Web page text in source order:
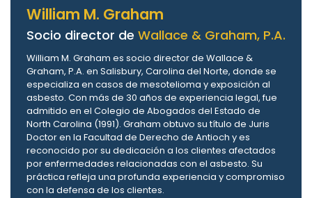
William M. Graham
Socio director de Wallace & Graham, P.A.
William M. Graham es socio director de Wallace &
Graham, P.A. en Salisbury, Carolina del Norte, donde se
especializa en casos de mesotelioma y exposición al
asbesto. Con más de 30 años de experiencia legal, fue
admitido en el Colegio de Abogados del Estado de
North Carolina (1991). Graham obtuvo su título de Juris
Doctor en la Facultad de Derecho de Antioch y es
reconocido por su dedicación a los clientes afectados
por enfermedades relacionadas con el asbesto. Su
práctica refleja una profunda experiencia y compromiso
con la defensa de los clientes.